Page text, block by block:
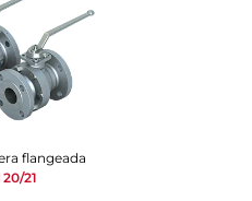
flangeada
20/21